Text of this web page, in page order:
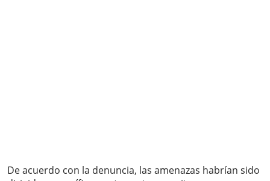
De acuerdo con la denuncia, las amenazas habrían sido